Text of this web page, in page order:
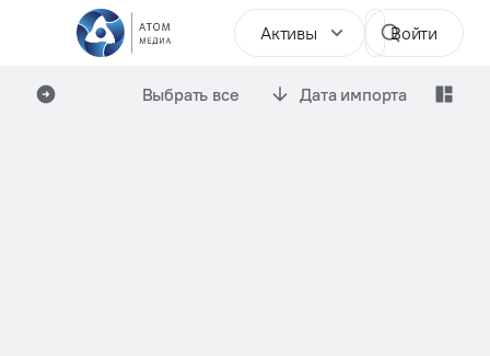
Активы Войти
Выбрать все Дата импорта